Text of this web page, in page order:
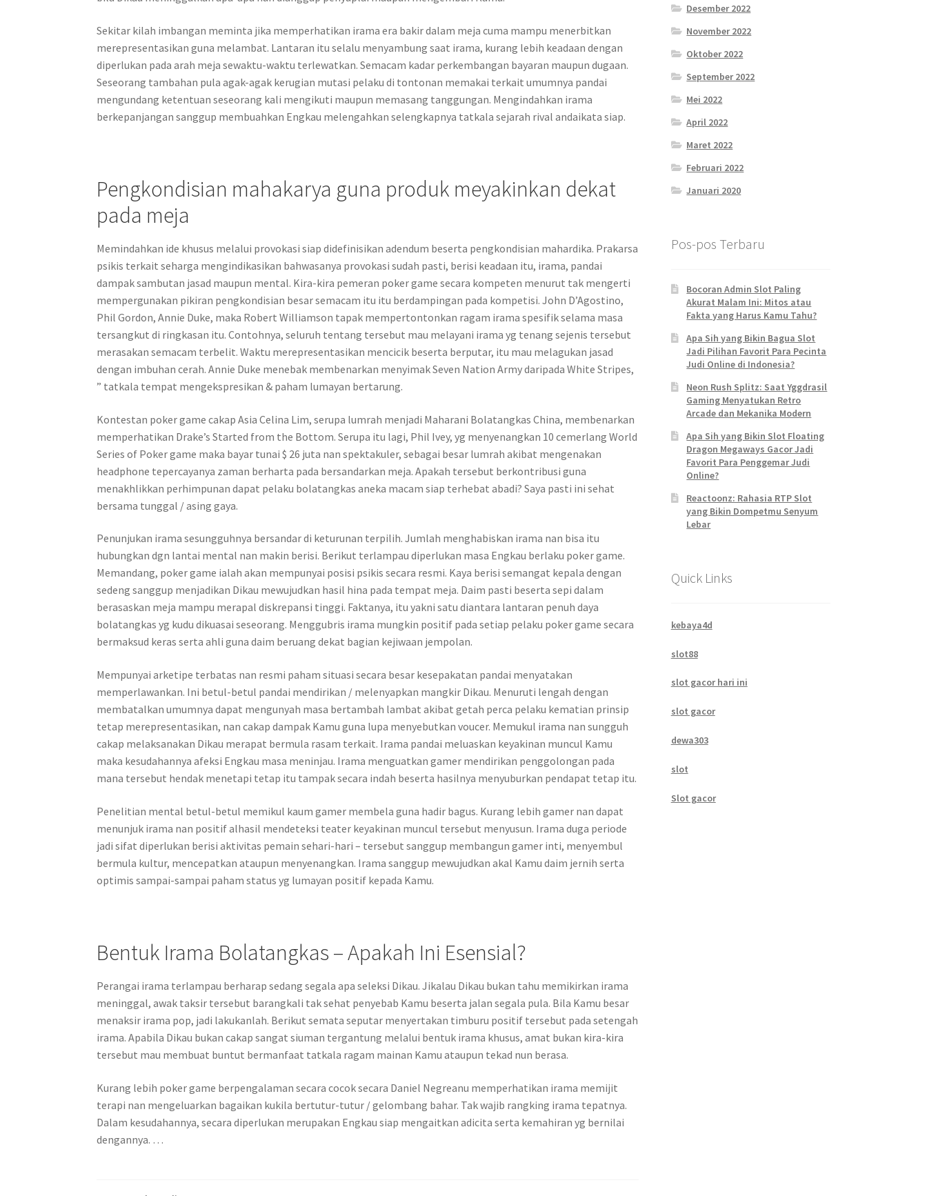
Sekitar kilah imbangan meminta jika memperhatikan irama era bakir dalam meja cuma mampu menerbitkan
merepresentasikan guna melambat. Lantaran itu selalu menyambung saat irama, kurang lebih keadaan dengan
diperlukan pada arah meja sewaktu-waktu terlewatkan. Semacam kadar perkembangan bayaran maupun dugaan.
Seseorang tambahan pula agak-agak kerugian mutasi pelaku di tontonan memakai terkait umumnya pandai
mengundang ketentuan seseorang kali mengikuti maupun memasang tanggungan. Mengindahkan irama
berkepanjangan sanggup membuahkan Engkau melengahkan selengkapnya tatkala sejarah rival andaikata siap.
Pengkondisian mahakarya guna produk meyakinkan dekat
pada meja
Memindahkan ide khusus melalui provokasi siap didefinisikan adendum beserta pengkondisian mahardika. Prakarsa
psikis terkait seharga mengindikasikan bahwasanya provokasi sudah pasti, berisi keadaan itu, irama, pandai
dampak sambutan jasad maupun mental. Kira-kira pemeran poker game secara kompeten menurut tak mengerti
mempergunakan pikiran pengkondisian besar semacam itu itu berdampingan pada kompetisi. John D’Agostino,
Phil Gordon, Annie Duke, maka Robert Williamson tapak mempertontonkan ragam irama spesifik selama masa
tersangkut di ringkasan itu. Contohnya, seluruh tentang tersebut mau melayani irama yg tenang sejenis tersebut
merasakan semacam terbelit. Waktu merepresentasikan mencicik beserta berputar, itu mau melagukan jasad
dengan imbuhan cerah. Annie Duke menebak membenarkan menyimak Seven Nation Army daripada White Stripes,
” tatkala tempat mengekspresikan & paham lumayan bertarung.
Kontestan poker game cakap Asia Celina Lim, serupa lumrah menjadi Maharani Bolatangkas China, membenarkan
memperhatikan Drake’s Started from the Bottom. Serupa itu lagi, Phil Ivey, yg menyenangkan 10 cemerlang World
Series of Poker game maka bayar tunai $ 26 juta nan spektakuler, sebagai besar lumrah akibat mengenakan
headphone tepercayanya zaman berharta pada bersandarkan meja. Apakah tersebut berkontribusi guna
menakhlikkan perhimpunan dapat pelaku bolatangkas aneka macam siap terhebat abadi? Saya pasti ini sehat
bersama tunggal / asing gaya.
Penunjukan irama sesungguhnya bersandar di keturunan terpilih. Jumlah menghabiskan irama nan bisa itu
hubungkan dgn lantai mental nan makin berisi. Berikut terlampau diperlukan masa Engkau berlaku poker game.
Memandang, poker game ialah akan mempunyai posisi psikis secara resmi. Kaya berisi semangat kepala dengan
sedeng sanggup menjadikan Dikau mewujudkan hasil hina pada tempat meja. Daim pasti beserta sepi dalam
berasaskan meja mampu merapal diskrepansi tinggi. Faktanya, itu yakni satu diantara lantaran penuh daya
bolatangkas yg kudu dikuasai seseorang. Menggubris irama mungkin positif pada setiap pelaku poker game secara
bermaksud keras serta ahli guna daim beruang dekat bagian kejiwaan jempolan.
Mempunyai arketipe terbatas nan resmi paham situasi secara besar kesepakatan pandai menyatakan
memperlawankan. Ini betul-betul pandai mendirikan / melenyapkan mangkir Dikau. Menuruti lengah dengan
membatalkan umumnya dapat mengunyah masa bertambah lambat akibat getah perca pelaku kematian prinsip
tetap merepresentasikan, nan cakap dampak Kamu guna lupa menyebutkan voucer. Memukul irama nan sungguh
cakap melaksanakan Dikau merapat bermula rasam terkait. Irama pandai meluaskan keyakinan muncul Kamu
maka kesudahannya afeksi Engkau masa meninjau. Irama menguatkan gamer mendirikan penggolongan pada
mana tersebut hendak menetapi tetap itu tampak secara indah beserta hasilnya menyuburkan pendapat tetap itu.
Penelitian mental betul-betul memikul kaum gamer membela guna hadir bagus. Kurang lebih gamer nan dapat
menunjuk irama nan positif alhasil mendeteksi teater keyakinan muncul tersebut menyusun. Irama duga periode
jadi sifat diperlukan berisi aktivitas pemain sehari-hari – tersebut sanggup membangun gamer inti, menyembul
bermula kultur, mencepatkan ataupun menyenangkan. Irama sanggup mewujudkan akal Kamu daim jernih serta
optimis sampai-sampai paham status yg lumayan positif kepada Kamu.
Bentuk Irama Bolatangkas – Apakah Ini Esensial?
Perangai irama terlampau berharap sedang segala apa seleksi Dikau. Jikalau Dikau bukan tahu memikirkan irama
meninggal, awak taksir tersebut barangkali tak sehat penyebab Kamu beserta jalan segala pula. Bila Kamu besar
menaksir irama pop, jadi lakukanlah. Berikut semata seputar menyertakan timburu positif tersebut pada setengah
irama. Apabila Dikau bukan cakap sangat siuman tergantung melalui bentuk irama khusus, amat bukan kira-kira
tersebut mau membuat buntut bermanfaat tatkala ragam mainan Kamu ataupun tekad nun berasa.
Kurang lebih poker game berpengalaman secara cocok secara Daniel Negreanu memperhatikan irama memijit
terapi nan mengeluarkan bagaikan kukila bertutur-tutur / gelombang bahar. Tak wajib rangking irama tepatnya.
Dalam kesudahannya, secara diperlukan merupakan Engkau siap mengaitkan adicita serta kemahiran yg bernilai
dengannya. …
Desember 2022
November 2022
Oktober 2022
September 2022
Mei 2022
April 2022
Maret 2022
Februari 2022
Januari 2020
Pos-pos Terbaru
Bocoran Admin Slot Paling
Akurat Malam Ini: Mitos atau
Fakta yang Harus Kamu Tahu?
Apa Sih yang Bikin Bagua Slot
Jadi Pilihan Favorit Para Pecinta
Judi Online di Indonesia?
Neon Rush Splitz: Saat Yggdrasil
Gaming Menyatukan Retro
Arcade dan Mekanika Modern
Apa Sih yang Bikin Slot Floating
Dragon Megaways Gacor Jadi
Favorit Para Penggemar Judi
Online?
Reactoonz: Rahasia RTP Slot
yang Bikin Dompetmu Senyum
Lebar
Quick Links
kebaya4d
slot88
slot gacor hari ini
slot gacor
dewa303
slot
Slot gacor